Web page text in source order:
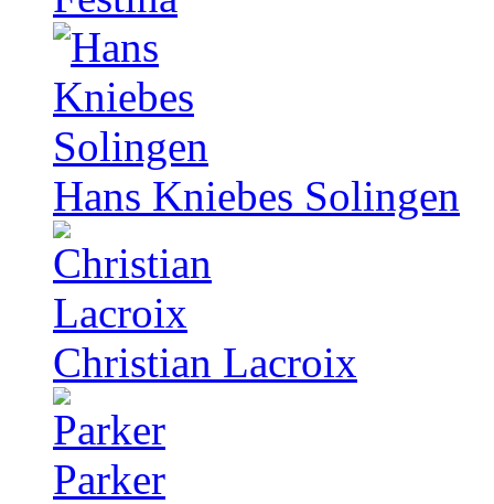
Hans Kniebes Solingen
Christian Lacroix
Parker